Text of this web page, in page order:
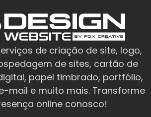
de criação de site, logo,
de sites, cartão de
papel timbrado, portfólio,
mail e muito mais. Transforme
online conosco!